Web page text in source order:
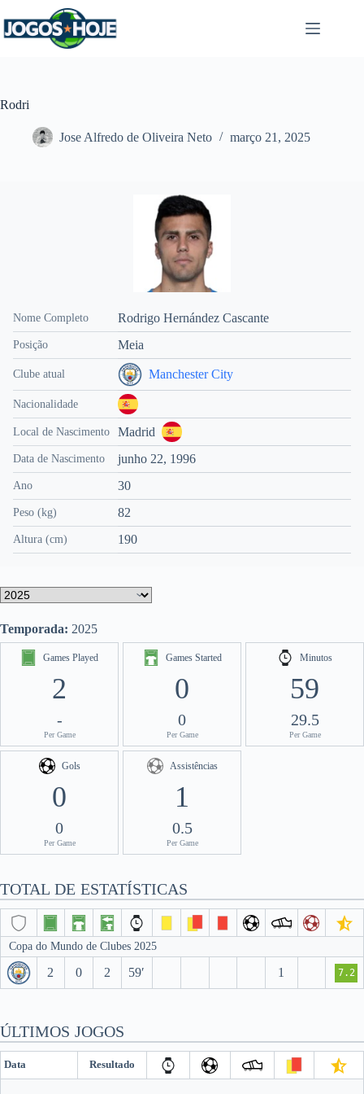
para
o
Rodri
Jose Alfredo de Oliveira Neto março 21, 2025
Nome Completo Rodrigo Hernández Cascante
Posição Meia
Clube atual Manchester City
Nacionalidade
Local de Nascimento Madrid
Data de Nascimento junho 22, 1996
Ano 30
Peso (kg) 82
Altura (cm) 190
Temporada: 2025
Games Played
2
-
Per Game
Games Started
0
0
Per Game
Minutos
59
29.5
Per Game
Gols
0
0
Per Game
Assistências
1
0.5
Per Game
TOTAL DE ESTATÍSTICAS
Copa do Mundo de Clubes 2025
2 0 2 59′ 1 7.2
ÚLTIMOS JOGOS
Data Resultado